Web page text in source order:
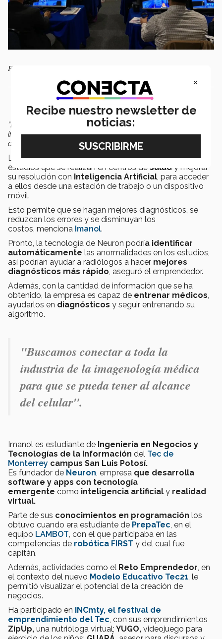
Fotografía: Imanol Darán.
“Buscamos conectar a toda la industria de la
imagenología médica para que se pueda tener al
alcance del celular”
,mencionaImanol Darán
La tecnología de Neuron permite subir a la nube los
estudios que se realizan en centros de salud y mejorar
su resolución con Inteligencia Artificial, para acceder
a ellos desde una estación de trabajo o un dispositivo
móvil.
Esto permite que se hagan mejores diagnósticos, se
reduzcan los errores y se disminuyan los
costos, menciona Imanol.
Pronto, la tecnología de Neuron podría identificar
automáticamente las anormalidades en los estudios,
así podrían ayudar a radiólogos a hacer mejores
diagnósticos más rápido, aseguró el emprendedor.
Además, con la cantidad de información que se ha
obtenido, la empresa es capaz de entrenar médicos,
ayudarlos en diagnósticos y seguir entrenando su
algoritmo.
"Buscamos conectar a toda la
industria de la imagenología médica
para que se pueda tener al alcance
del celular".
Imanol es estudiante de Ingeniería en Negocios y
Tecnologías de la Información del Tec de
Monterrey campus San Luis Potosí.
Es fundador de Neuron, empresa que desarrolla
software y apps con tecnología
emergente como inteligencia artificial y realidad
virtual.
Parte de sus conocimientos en programación los
obtuvo cuando era estudiante de PrepaTec, en el
equipo LAMBOT, con el que participaba en las
competencias de robótica FIRST y del cual fue
capitán.
Además, actividades como el Reto Emprendedor, en
el contexto del nuevo Modelo Educativo Tec21, le
permitió visualizar el potencial de la creación de
negocios.
Ha participado en
INCmty, el festival de
emprendimiento del Tec, con sus emprendimientos
ZipUp, una nutrióloga virtual; YUGO, videojuego para
×
Recibe nuestro newsletter de
noticias: